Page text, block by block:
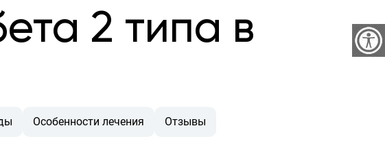
2 типа в
Особенности лечения Отзывы